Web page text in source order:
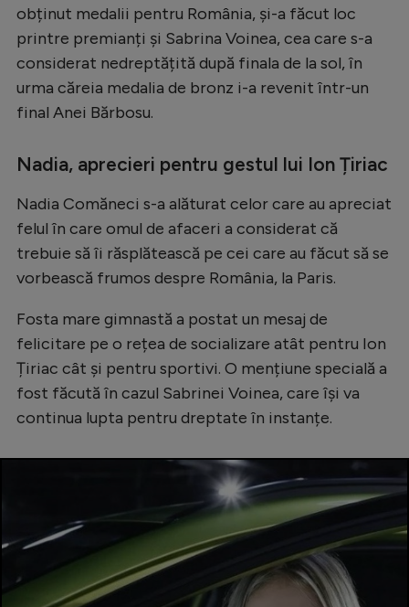
Tenis
Handbal
Natație
Formula 1
Rugby
Ciclism
Alte sporturi
JO 2024
JO 2026
Intră în cont
Creează cont
obținut medalii pentru România, și-a făcut loc
printre premianți și Sabrina Voinea, cea care s-a
considerat nedreptățită după finala de la sol, în
urma căreia medalia de bronz i-a revenit într-un
final Anei Bărbosu.
Nadia, aprecieri pentru gestul lui Ion Țiriac
Nadia Comăneci s-a alăturat celor care au apreciat
felul în care omul de afaceri a considerat că
trebuie să îi răsplătească pe cei care au făcut să se
vorbească frumos despre România, la Paris.
Fosta mare gimnastă a postat un mesaj de
felicitare pe o rețea de socializare atât pentru Ion
Țiriac cât și pentru sportivi. O mențiune specială a
fost făcută în cazul Sabrinei Voinea, care își va
continua lupta pentru dreptate în instanțe.